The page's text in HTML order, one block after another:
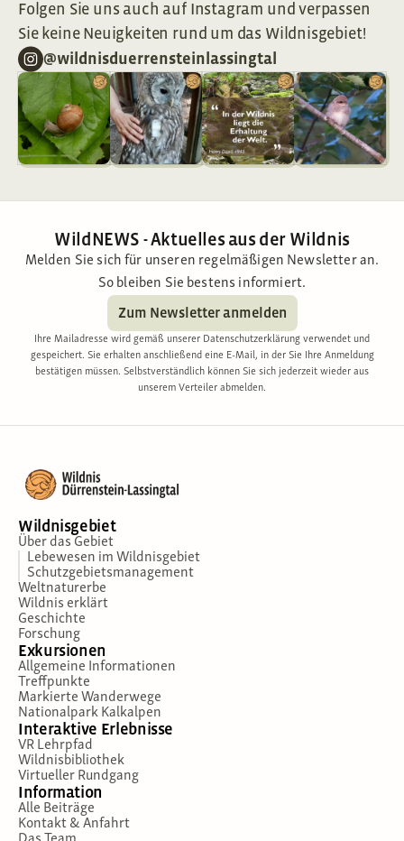
Folgen Sie uns auch auf Instagram und verpassen
Sie keine Neuigkeiten rund um das Wildnisgebiet!
@wildnisduerrensteinlassingtal
WildNEWS - Aktuelles aus der Wildnis
Melden Sie sich für unseren regelmäßigen Newsletter an.
So bleiben Sie bestens informiert.
Zum Newsletter anmelden
Ihre Mailadresse wird gemäß unserer Datenschutzerklärung verwendet und
gespeichert. Sie erhalten anschließend eine E-Mail, in der Sie Ihre Anmeldung
bestätigen müssen. Selbstverständlich können Sie sich jederzeit wieder aus
unserem Verteiler abmelden.
Wildnisgebiet
Über das Gebiet
Lebewesen im Wildnisgebiet
Schutzgebietsmanagement
Weltnaturerbe
Wildnis erklärt
Geschichte
Forschung
Exkursionen
Allgemeine Informationen
Treffpunkte
Markierte Wanderwege
Nationalpark Kalkalpen
Interaktive Erlebnisse
VR Lehrpfad
Wildnisbibliothek
Virtueller Rundgang
Information
Alle Beiträge
Kontakt & Anfahrt